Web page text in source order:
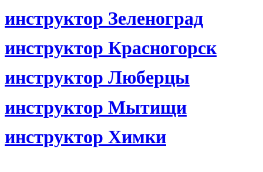
инструктор Зеленоград
инструктор Красногорск
инструктор Люберцы
инструктор Мытищи
инструктор Химки